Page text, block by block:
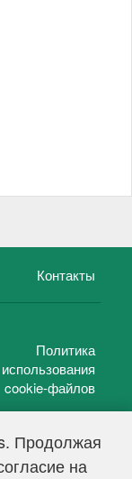
Продолжая
на
Контакты
Политика
использования
cookie-файлов